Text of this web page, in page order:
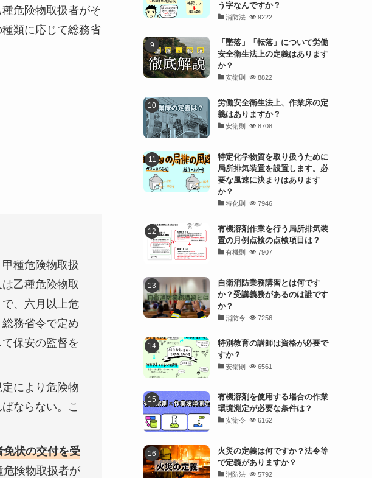
危険物取扱者がそ
類に応じて総務省
種危険物取扱
乙種危険物取
、六月以上危
務省令で定め
保安の監督を
により危険物
ならない。こ
状の交付を受
危険物取扱者が
う字なんですか？
消防法 9222
「墜落」「転落」について労働
安全衛生法上の定義はあります
か？
安衛則 8822
労働安全衛生法上、作業床の定
義はありますか？
安衛則 8708
特定化学物質を取り扱うために
局所排気装置を設置します。必
要な風速に決まりはあります
か？
特化則 7946
有機溶剤作業を行う局所排気装
置の月例点検の点検項目は？
有機則 7907
自衛消防業務講習とは何です
か？受講義務があるのは誰です
か？
消防令 7256
特別教育の講師は資格が必要で
すか？
安衛則 6561
有機溶剤を使用する場合の作業
環境測定が必要な条件は？
安衛令 6162
火災の定義は何ですか？法令等
で定義がありますか？
消防法 5792